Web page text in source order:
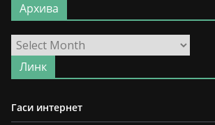
Архива
Архива
Линк
Гаси интернет